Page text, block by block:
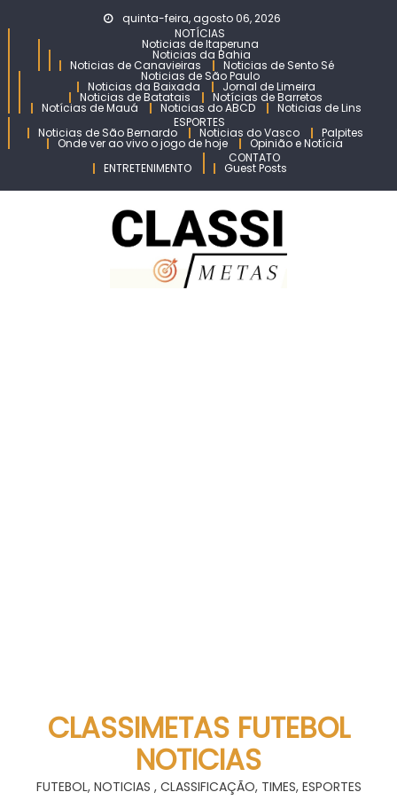
to
content
quinta-feira, agosto 06, 2026
NOTÍCIAS
Noticias de Itaperuna
Noticias da Bahia
Noticias de Canavieiras Noticias de Sento Sé
Noticias de São Paulo
Noticias da Baixada Jornal de Limeira
Noticias de Batatais Notícias de Barretos
Notícias de Mauá Noticias do ABCD
Noticias de Lins
ESPORTES
Noticias de São Bernardo Noticias do Vasco Palpites
Onde ver ao vivo o jogo de hoje
Opinião e Notícia
ENTRETENIMENTO
CONTATO
Guest Posts
CLASSIMETAS FUTEBOL
NOTICIAS
FUTEBOL, NOTICIAS , CLASSIFICAÇÃO, TIMES, ESPORTES